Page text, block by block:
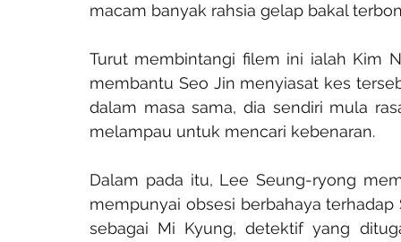
macam banyak rahsia gelap bakal
Turut membintangi filem ini ialah Kim
membantu Seo Jin menyiasat kes
dalam masa sama, dia sendiri mula
melampau untuk mencari kebenaran.
Dalam pada itu, Lee Seung-ryong
mempunyai obsesi berbahaya
sebagai Mi Kyung, detektif yang